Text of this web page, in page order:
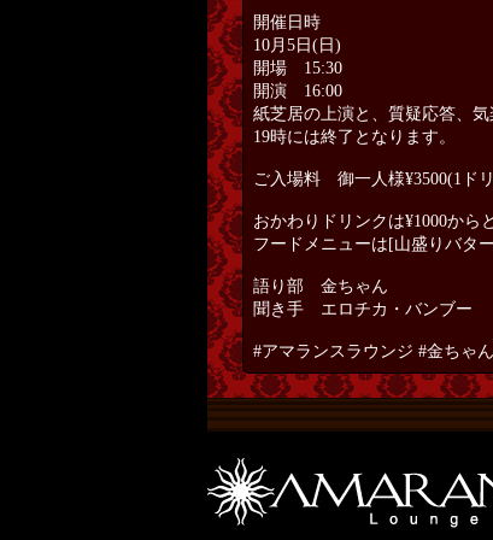
開催日時
10月5日(日)
開場 15:30
開演 16:00
紙芝居の上演と、質疑応答、
19時には終了となります。
ご入場料 御一人様¥3500(1ド
おかわりドリンクは¥1000から
フードメニューは[山盛りバタ
語り部 金ちゃん
聞き手 エロチカ・バンブー
#アマランスラウンジ #金ちゃ